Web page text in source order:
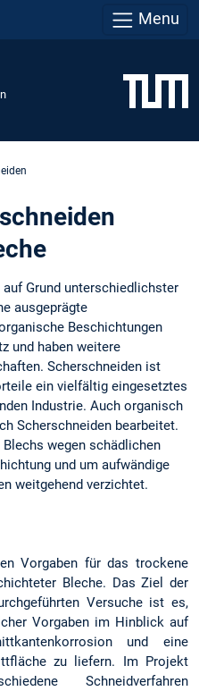
Menu
Grund unterschiedlichster
ausgeprägte
Beschichtungen
und haben weitere
Scherschneiden ist
ein vielfältig eingesetztes
Industrie. Auch organisch
Scherschneiden bearbeitet.
wegen schädlichen
und um aufwändige
weitgehend verzichtet.
Vorgaben für das trockene
Bleche. Das Ziel der
Versuche ist es,
Vorgaben im Hinblick auf
und eine
zu liefern. Im Projekt
Schneidverfahren